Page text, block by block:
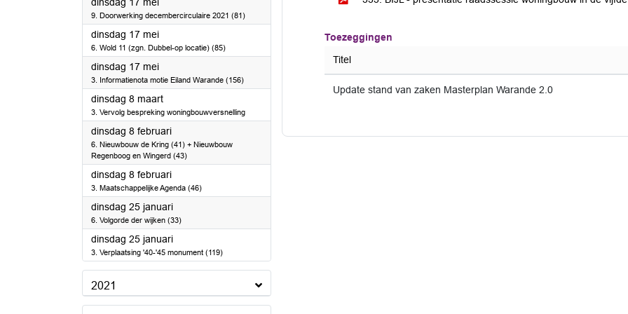
9. Doorwerking decembercirculaire 2021 (81)
dinsdag 17 mei2022
6. Wold 11 (zgn. Dubbel-op locatie) (85)
dinsdag 17 mei2022
3. Informatienota motie Eiland Warande (156)
dinsdag 8 maart2022
3. Vervolg bespreking woningbouwversnelling
dinsdag 8 februari2022
6. Nieuwbouw de Kring (41) + Nieuwbouw
Regenboog en Wingerd (43)
dinsdag 8 februari2022
3. Maatschappelijke Agenda (46)
dinsdag 25 januari2022
6. Volgorde der wijken (33)
dinsdag 25 januari2022
3. Verplaatsing '40-'45 monument (119)
2021
Toezeggingen
Titel
Update stand van zaken Masterplan Warande 2.0